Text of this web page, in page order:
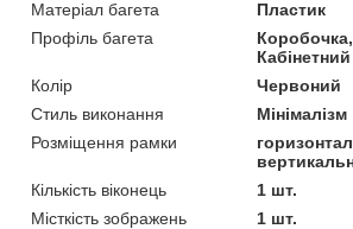
Матеріал багета
Пластик
Профіль багета
Кабінетний
Колір
Червоний
Стиль виконання
Мінімалізм
Розміщення рамки
Кількість віконець
1 шт.
Місткість зображень
1 шт.